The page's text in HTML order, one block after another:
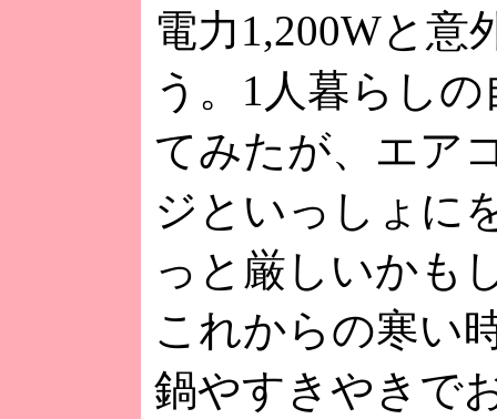
電力1,200Wと意
う。1人暮らし
てみたが、エア
ジといっしょに
っと厳しいかも
これからの寒い
鍋やすきやきで